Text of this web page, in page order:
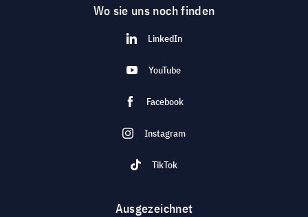
Wo sie uns noch finden
LinkedIn
YouTube
Facebook
Instagram
TikTok
Ausgezeichnet